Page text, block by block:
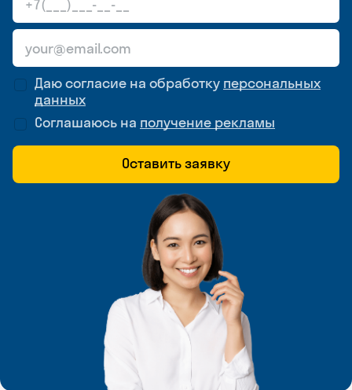
Даю согласие на обработку персональных
данных
Соглашаюсь на получение рекламы
Оставить заявку